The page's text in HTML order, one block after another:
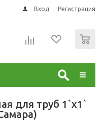
Вход Регистрация
для труб 1`х1`